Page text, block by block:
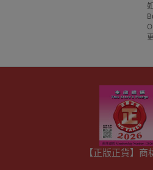
【正版正貨】商